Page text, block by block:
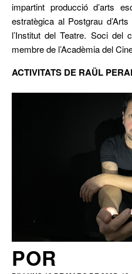
impartint producció d’arts
estratègica al Postgrau
l’Institut del Teatre. Soci del
membre de l’Acadèmia del
ACTIVITATS DE RAÜL
POR